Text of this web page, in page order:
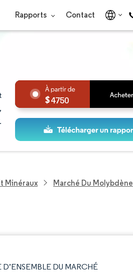
Rapports Contact
4750
Minéraux Marché Du Molybdène
D’ENSEMBLE DU MARCHÉ